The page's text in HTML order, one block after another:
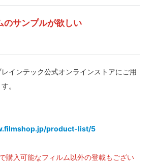
のサンプルが欲しい
インテック公式オンラインストアにご用
。
product-list/5
購入可能なフィルム以外の登載もござい